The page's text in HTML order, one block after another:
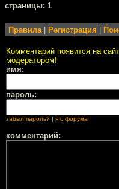
cтраницы: 1
Правила Регистрация
Комментарий появится на
модератором!
имя:
пароль:
забыл пароль? | я с форума
комментарий: